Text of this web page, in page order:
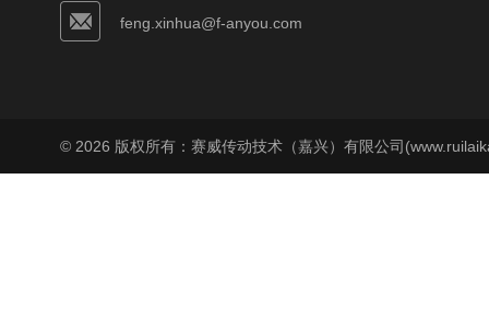
feng.xinhua@f-anyou.com
© 2026 版权所有：赛威传动技术（嘉兴）有限公司